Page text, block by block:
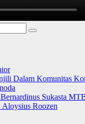
Dalam Komunitas
Sukasta
Roozen